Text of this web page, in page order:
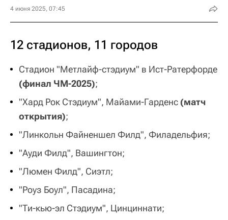
4 июня 2025, 07:45
12 стадионов, 11 городов
Стадион "Метлайф-стэдиум" в Ист-Ратерфорде
(финал ЧМ-2025);
"Хард Рок Стэдиум", Майами-Гарденс (матч
открытия);
"Линкольн Файненшел Филд", Филадельфия;
"Ауди Филд", Вашингтон;
"Люмен Филд", Сиэтл;
"Роуз Боул", Пасадина;
"Ти-кью-эл Стэдиум", Цинциннати;